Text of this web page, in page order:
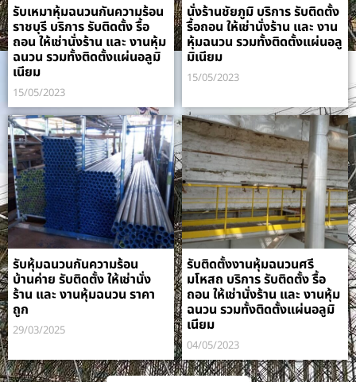
รับเหมาหุ้มฉนวนกันความร้อน
ราชบุรี บริการ รับติดตั้ง รื้อ
ถอน ให้เช่านั่งร้าน และ งานหุ้ม
ฉนวน รวมทั้งติดตั้งแผ่นอลูมิ
เนียม
15/05/2023
นั่งร้านชัยภูมิ บริการ รับติดตั้ง
รื้อถอน ให้เช่านั่งร้าน และ งาน
หุ้มฉนวน รวมทั้งติดตั้งแผ่นอลู
มิเนียม
15/05/2023
รับหุ้มฉนวนกันความร้อน
บ้านค่าย รับติดตั้ง ให้เช่านั่ง
ร้าน และ งานหุ้มฉนวน ราคา
ถูก
29/03/2025
รับติดตั้งงานหุ้มฉนวนศรี
มโหสถ บริการ รับติดตั้ง รื้อ
ถอน ให้เช่านั่งร้าน และ งานหุ้ม
ฉนวน รวมทั้งติดตั้งแผ่นอลูมิ
เนียม
04/05/2023